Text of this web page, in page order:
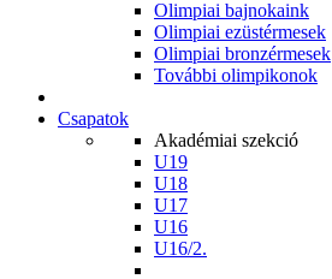
Olimpiai bajnokaink
Olimpiai ezüstérmesek
Olimpiai bronzérmesek
További olimpikonok
Csapatok
Akadémiai szekció
U19
U18
U17
U16
U16/2.